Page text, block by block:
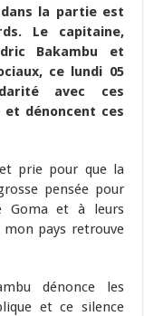
la partie est
Le capitaine,
Bakambu et
ce lundi 05
avec ces
dénoncent ces
prie pour que la
pensée pour
Goma et à leurs
pays retrouve
dénonce les
et ce silence